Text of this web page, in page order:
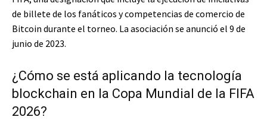
de billete de los fanáticos y competencias de comercio de
Bitcoin durante el torneo. La asociación se anunció el 9 de
junio de 2023.
¿Cómo se está aplicando la tecnología
blockchain en la Copa Mundial de la FIFA
2026?